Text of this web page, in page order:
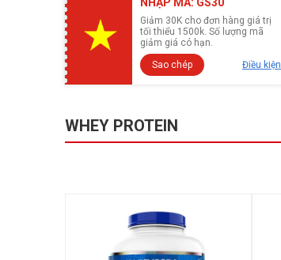
Giảm 30K cho đơn hàng giá trị
tối thiểu 1500k. Số lượng mã
giảm giá có hạn.
Sao chép
Điều kiện
WHEY PROTEIN